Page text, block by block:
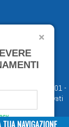
- P.I. 05398481001 -
i diritti riservati
TUA NAVIGAZIONE